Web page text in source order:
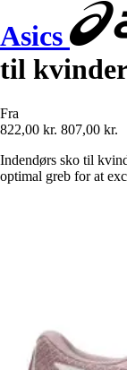
Asics
til
Fra
822,00 kr. 807,00 kr.
Indendørs sko til
optimal greb for at